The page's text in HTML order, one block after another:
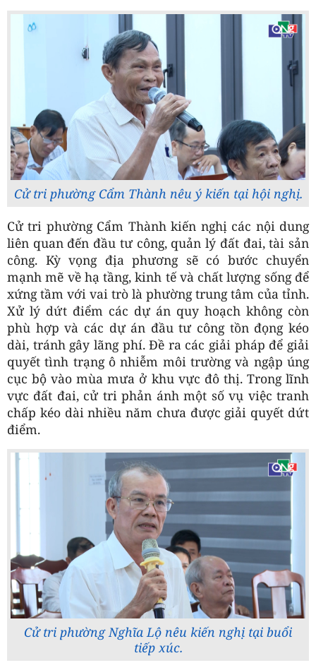
Cử tri phường Cẩm Thành nêu ý kiến tại hội nghị.
Cử tri phường Cẩm Thành kiến nghị các nội dung
liên quan đến đầu tư công, quản lý đất đai, tài sản
công. Kỳ vọng địa phương sẽ có bước chuyển
mạnh mẽ về hạ tầng, kinh tế và chất lượng sống để
xứng tầm với vai trò là phường trung tâm của tỉnh.
Xử lý dứt điểm các dự án quy hoạch không còn
phù hợp và các dự án đầu tư công tồn đọng kéo
dài, tránh gây lãng phí. Đề ra các giải pháp để giải
quyết tình trạng ô nhiễm môi trường và ngập úng
cục bộ vào mùa mưa ở khu vực đô thị. Trong lĩnh
vực đất đai, cử tri phản ánh một số vụ việc tranh
chấp kéo dài nhiều năm chưa được giải quyết dứt
điểm.
Cử tri phường Nghĩa Lộ nêu kiến nghị tại buổi
tiếp xúc.